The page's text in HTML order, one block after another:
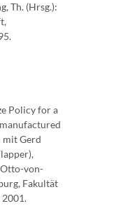
Th. (Hrsg.):
Policy for a
mit Gerd
von-
Fakultät